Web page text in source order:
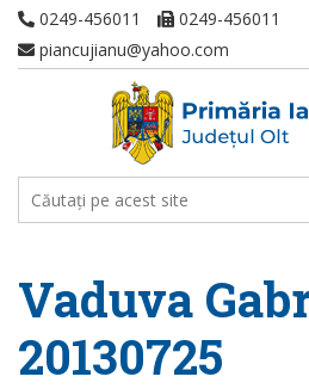
0249-456011
0249-456011
piancujianu@yahoo.com
Vaduva
20130725